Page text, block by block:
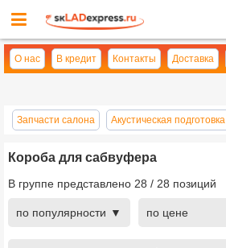
О нас В кредит Контакты Доставка
Запчасти салона Акустическая подготовка
Короба для сабвуфера
В группе представлено 28 / 28 позиций
по популярности по цене